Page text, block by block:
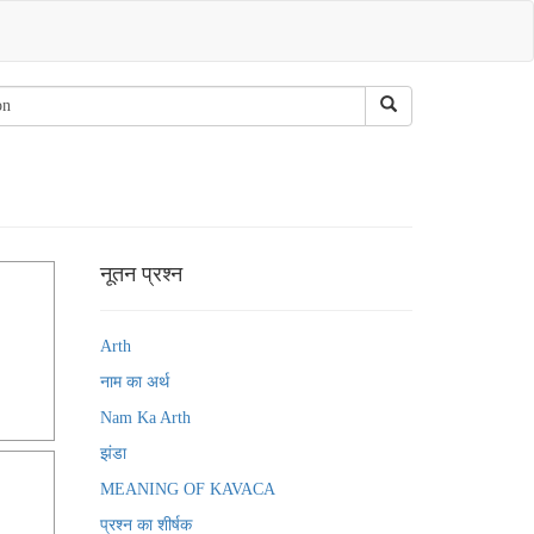
नूतन प्रश्न
Arth
नाम का अर्थ
Nam Ka Arth
झंडा
MEANING OF KAVACA
प्रश्न का शीर्षक